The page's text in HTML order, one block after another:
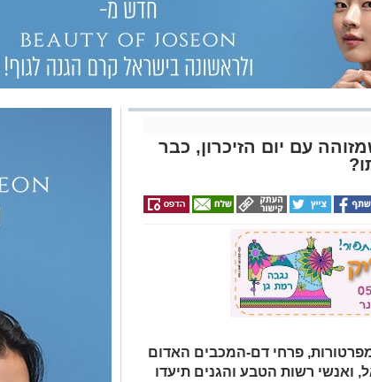
עם יום הזיכרון, כבר
פרחי דם-המכבים האדום
ואנשי רשות הטבע והגנים תיעדו